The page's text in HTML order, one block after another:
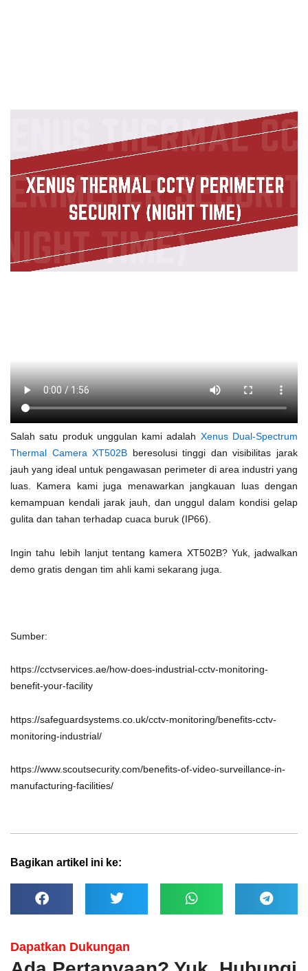
Salah satu produk unggulan kami adalah Xenus Dual-Spectrum
Thermal Camera XT502B beresolusi tinggi dan visibilitas jarak
jauh yang ideal untuk pengawasan perimeter di area industri yang
luas. Kamera kami juga menawarkan jangkauan luas dengan
kemampuan kendali jarak jauh, dan unggul dalam kondisi gelap
gulita dan tahan terhadap cuaca buruk (IP66).
Ingin tahu lebih lanjut tentang kamera XT502B? Yuk, jadwalkan
demo gratis dengan tim ahli kami sekarang juga.
Sumber:
https://cctvservices.ae/how-does-industrial-cctv-monitoring-
benefit-your-facility
https://safeguardsystems.co.uk/cctv-monitoring/benefits-cctv-
monitoring-industrial/
https://www.scoutsecurity.com/benefits-of-video-surveillance-in-
manufacturing-facilities/
Bagikan artikel ini ke:
Dapatkan Dukungan